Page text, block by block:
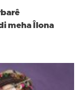
meha Îlona